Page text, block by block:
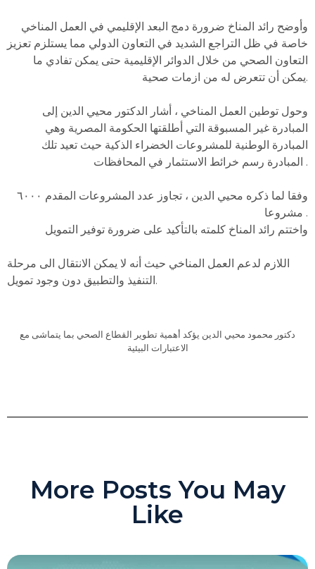
وأوضح رائد المناخ ضرورة دمج البعد الإقليمي في العمل المناخي
خاصة في ظل التراجع الشديد في التعاون الدولي مما يستلزم تعزيز
التعاون الصحي من خلال الدوائر الإقليمية حتى يمكن تفادي ما
يمكن أن تتعرض له من ازمات صحية.
وحول توطين العمل المناخي ، أشار الدكتور محيي الدين إلى
المبادرة غير المسبوقة التي أطلقتها الحكومة المصرية وهي
المبادرة الوطنية للمشروعات الخضراء الذكية حيث تعيد تلك
المبادرة رسم خرائط الاستثمار في المحافظات .
وفقا لما ذكره محيي الدين ، تجاوز عدد المشروعات المقدم ٦٠٠٠
مشروعا .
واختتم رائد المناخ كلمته بالتأكيد على ضرورة توفير التمويل
اللازم لدعم العمل المناخي حيث أنه لا يمكن الانتقال الى مرحلة
التنفيذ والتطبيق دون وجود تمويل.
دكتور محمود محيي الدين يؤكد أهمية تطوير القطاع الصحي بما يتماشى مع
الاعتبارات البيئية
More Posts You May
Like